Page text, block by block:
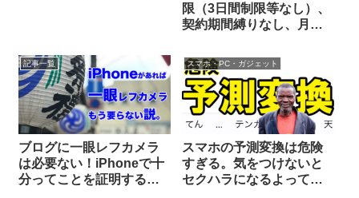
限（3日間制限等なし）、
契約期間縛りなし、月額
ットWi-Fiに決めた！ 評
判、感想（口コミ）、レ
ビューもあるよ。
記事一覧
ブログに一眼レフカメラ
は必要ない！iPhoneで十
分ってことを証明する記
スマホ・PC・ガジェット
スマホの予測変換は危険
すぎる。気をつけないと
セクハラになるよって